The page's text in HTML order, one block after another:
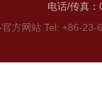
电话/传真
方网站 Tel: +86-23-